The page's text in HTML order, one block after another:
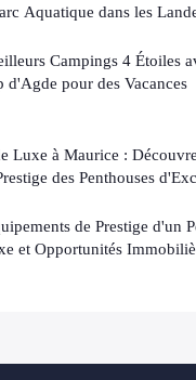
Aquatique dans les
Campings 4 Étoiles
d'Agde pour des Vacances
Luxe à Maurice :
des Penthouses
de Prestige d'un
et Opportunités